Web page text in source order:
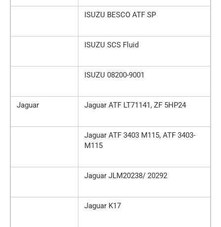
ISUZU BESCO ATF SP
ISUZU SCS Fluid
ISUZU 08200-9001
Jaguar Jaguar ATF LT71141, ZF 5HP24
Jaguar ATF 3403 M115, ATF 3403-
M115
Jaguar JLM20238/ 20292
Jaguar K17